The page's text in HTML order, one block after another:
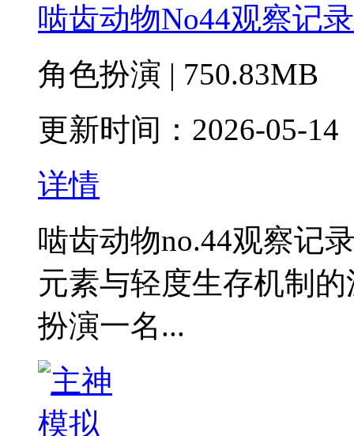
啮齿动物No44观察记录
角色扮演 | 750.83MB
更新时间：2026-05-14
详情
啮齿动物no.44观察记
元素与轻度生存机制
扮演一名...